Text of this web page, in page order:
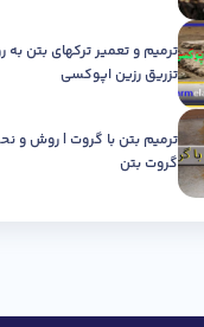
ترمیم و تعمیر ترکهای بتن
تزریق رزین اپوکسی
ترمیم بتن با گروت | روش و
گروت بتن